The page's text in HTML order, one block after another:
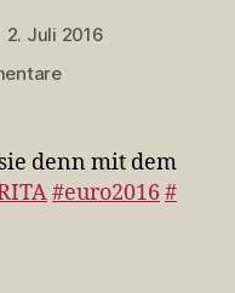
2. Juli 2016
zu
Was
haben
sie
denn mit dem
#euro2016 #